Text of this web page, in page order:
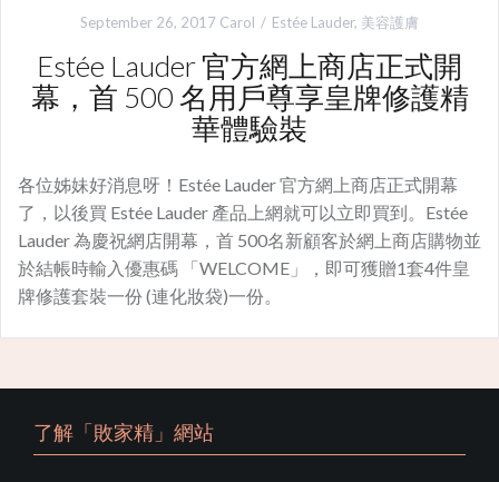
September 26, 2017 Carol Estée Lauder, 美容護膚
Estée Lauder 官方網上商店正式開
幕，首 500 名用戶尊享皇牌修護精
華體驗裝
各位姊妹好消息呀！Estée Lauder 官方網上商店正式開幕
了，以後買 Estée Lauder 產品上網就可以立即買到。Estée
Lauder 為慶祝網店開幕，首 500名新顧客於網上商店購物並
於結帳時輸入優惠碼 「WELCOME」，即可獲贈1套4件皇
牌修護套裝一份 (連化妝袋)一份。
了解「敗家精」網站